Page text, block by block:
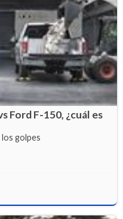
Ford F-150, ¿cuál es
golpes